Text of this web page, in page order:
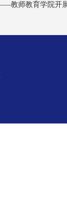
教师教育学院开